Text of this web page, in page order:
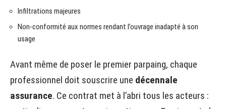
Infiltrations majeures
Non-conformité aux normes rendant l’ouvrage inadapté à son
usage
Avant même de poser le premier parpaing, chaque
professionnel doit souscrire une décennale
assurance. Ce contrat met à l’abri tous les acteurs :